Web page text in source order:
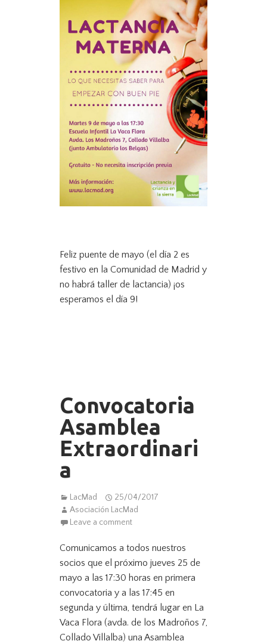
Feliz puente de mayo (el día 2 es
festivo en la Comunidad de Madrid y
no habrá taller de lactancia) ¡os
esperamos el día 9!
Convocatoria
Asamblea
Extraordinari
a
LacMad
25/04/2017
Asociación LacMad
Leave a comment
Comunicamos a todos nuestros
socios que el próximo jueves 25 de
mayo a las 17:30 horas en primera
convocatoria y a las 17:45 en
segunda y última, tendrá lugar en La
Vaca Flora (avda. de los Madroños 7,
Collado Villalba) una Asamblea